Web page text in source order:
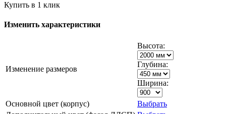
Купить в 1 клик
Изменить характеристики
Изменение размеров
Высота:
Глубина:
Ширина:
Основной цвет (корпус)
Выбрать